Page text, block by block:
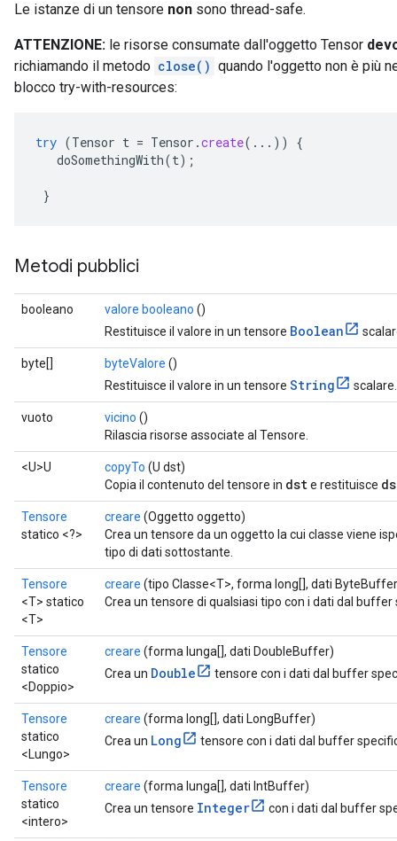
Le istanze di un tensore non sono thread-safe.
ATTENZIONE: le risorse consumate dall'oggetto Tensor
richiamando il metodo close() quando l'oggetto non è più
blocco try-with-resources:
try (Tensor t = Tensor .create(...))
{
doSomethingWith(t);
}
Metodi pubblici
booleano valore booleano ()
Restituisce il valore in un tensore Boolean
byte[] byteValore ()
Restituisce il valore in un tensore String scalare.
vuoto vicino ()
Rilascia risorse associate al Tensore.
<U>U copyTo (U dst)
Copia il contenuto del tensore in dste restituisce
Tensore
statico <?>
creare (Oggetto oggetto)
Crea un tensore da un oggetto la cui classe viene
tipo di dati sottostante.
Tensore
<T> statico
<T>
creare (tipo Classe<T>, forma long[], dati
Crea un tensore di qualsiasi tipo con i dati dal buffer
Tensore
statico
<Doppio>
creare (forma lunga[], dati DoubleBuffer)
Crea un Double tensore con i dati dal buffer
Tensore
statico
<Lungo>
creare (forma long[], dati LongBuffer)
Crea un Long tensore con i dati dal buffer
Tensore
statico
<intero>
creare (forma lunga[], dati IntBuffer)
Crea un tensore Integer con i dati dal buffer